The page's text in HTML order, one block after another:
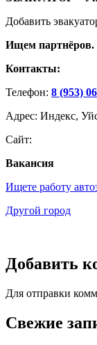
Добавить
Ищем партнёров.
Контакты:
Телефон: 8 (953)
Адрес: Индекс,
Сайт:
Вакансия
Ищете работу
Другой город
Добавить
Для отправки
Свежие